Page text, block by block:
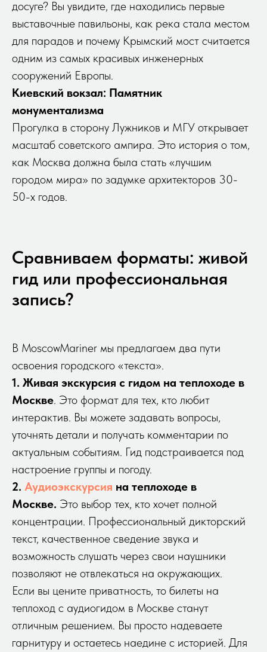
досуге? Вы увидите, где находились первые
выставочные павильоны, как река стала местом
для парадов и почему Крымский мост считается
одним из самых красивых инженерных
сооружений Европы.
Киевский вокзал: Памятник
монументализма
Прогулка в сторону Лужников и МГУ открывает
масштаб советского ампира. Это история о том,
как Москва должна была стать «лучшим
городом мира» по задумке архитекторов 30-
50-х годов.
Сравниваем форматы: живой
гид или профессиональная
запись?
В MoscowMariner мы предлагаем два пути
освоения городского «текста».
1. Живая экскурсия с гидом на теплоходе в
Москве. Это формат для тех, кто любит
интерактив. Вы можете задавать вопросы,
уточнять детали и получать комментарии по
актуальным событиям. Гид подстраивается под
настроение группы и погоду.
2. Аудиоэкскурсия на теплоходе в
Москве. Это выбор тех, кто хочет полной
концентрации. Профессиональный дикторский
текст, качественное сведение звука и
возможность слушать через свои наушники
позволяют не отвлекаться на окружающих.
Если вы цените приватность, то билеты на
теплоход с аудиогидом в Москве станут
отличным решением. Вы просто надеваете
гарнитуру и остаетесь наедине с историей. Для